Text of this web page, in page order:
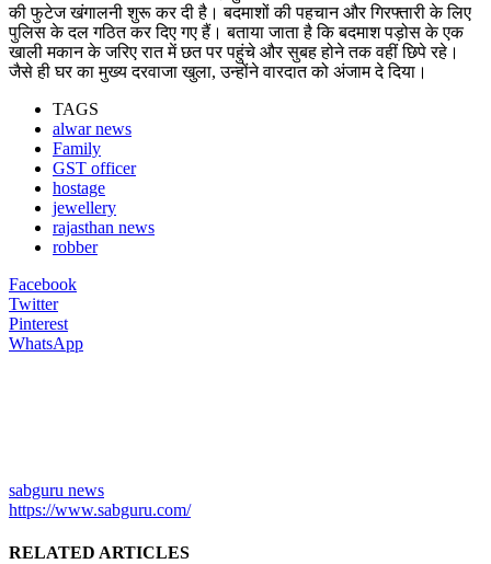
की फुटेज खंगालनी शुरू कर दी है। बदमाशों की पहचान और गिरफ्तारी के लिए
पुलिस के दल गठित कर दिए गए हैं। बताया जाता है कि बदमाश पड़ोस के एक
खाली मकान के जरिए रात में छत पर पहुंचे और सुबह होने तक वहीं छिपे रहे।
जैसे ही घर का मुख्य दरवाजा खुला, उन्होंने वारदात को अंजाम दे दिया।
TAGS
alwar news
Family
GST officer
hostage
jewellery
rajasthan news
robber
Facebook
Twitter
Pinterest
WhatsApp
sabguru news
https://www.sabguru.com/
RELATED ARTICLES